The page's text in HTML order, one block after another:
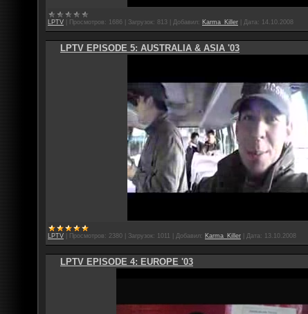
LPTV Просмотров: 1686 Загрузок: 813 Добавил: Karma_Killer Дата: 14.10.2008
LPTV EPISODE 5: AUSTRALIA & ASIA '03
LPTV Просмотров: 2380 Загрузок: 1011 Добавил: Karma_Killer Дата: 13.10.2008
LPTV EPISODE 4: EUROPE '03